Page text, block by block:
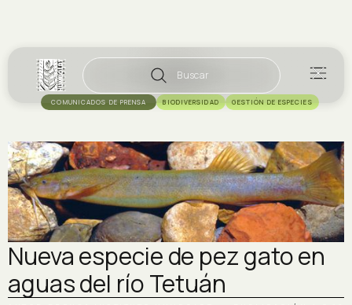
Buscar
COMUNICADOS DE PRENSA BIODIVERSIDAD GESTIÓN DE ESPECIES
Nueva especie de pez gato en
aguas del río Tetuán